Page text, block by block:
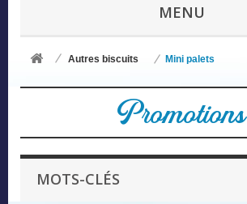
MENU
Autres biscuits Mini palets
Promotions
MOTS-CLÉS